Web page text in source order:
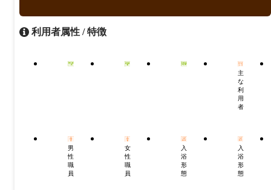
利用者属性 / 特徴
主
な
利
用
者
男
性
職
員
女
性
職
員
入
浴
形
態
入
浴
形
態